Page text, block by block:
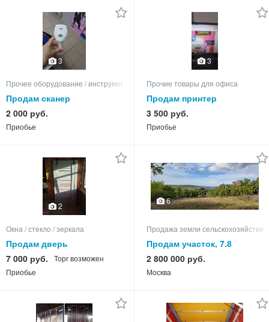
3
Прочее оборудование / инструменты
Продам сканер
2 000 руб.
Приобье
3
Прочие товары для офиса
Продам принтер
3 500 руб.
Приобье
2
Окна / стеклo / зеркала
Продам дверь
межкомнатную
7 000 руб.
Торг возможен
Приобье
6
Продажа земли
Продам участок, 7.8
2 800 000 руб.
Москва